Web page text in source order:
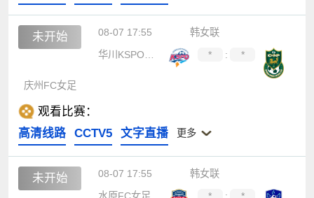
未开始 08-07 17:55
韩女联
华川KSPO女足
* : *
庆州FC女足
观看比赛：
高清线路
CCTV5 文字直播 更多
未开始 08-07 17:55
韩女联